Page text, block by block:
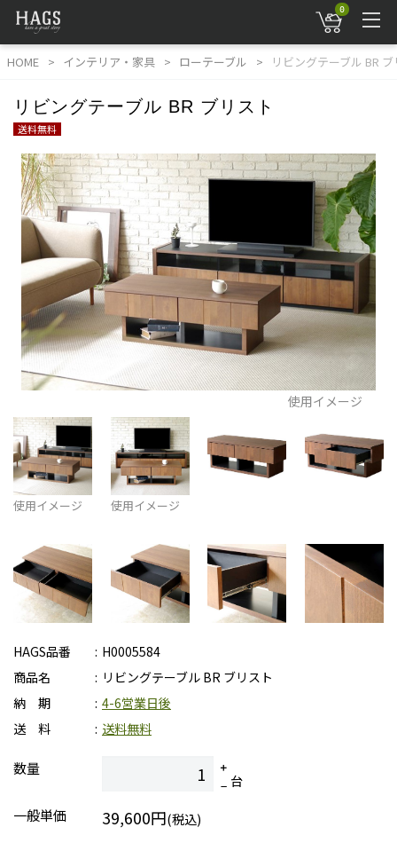
0
HOME インテリア・家具 ローテーブル リビングテーブル BR
リビングテーブル BR ブリスト
送料無料
使用イメージ
使用イメージ 使用イメージ
HAGS品番
H0005584
商品名
リビングテーブル BR ブリスト
納 期
4-6営業日後
送 料
送料無料
数量
台
一般単価
39,600円(税込)